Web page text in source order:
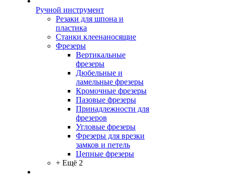
Ручной инструмент
Резаки для шпона и
пластика
Станки клеенаносящие
Фрезеры
Вертикальные
фрезеры
Дюбельные и
ламельные фрезеры
Кромочные фрезеры
Пазовые фрезеры
Принадлежности для
фрезеров
Угловые фрезеры
Фрезеры для врезки
замков и петель
Цепные фрезеры
+ Ещё 2